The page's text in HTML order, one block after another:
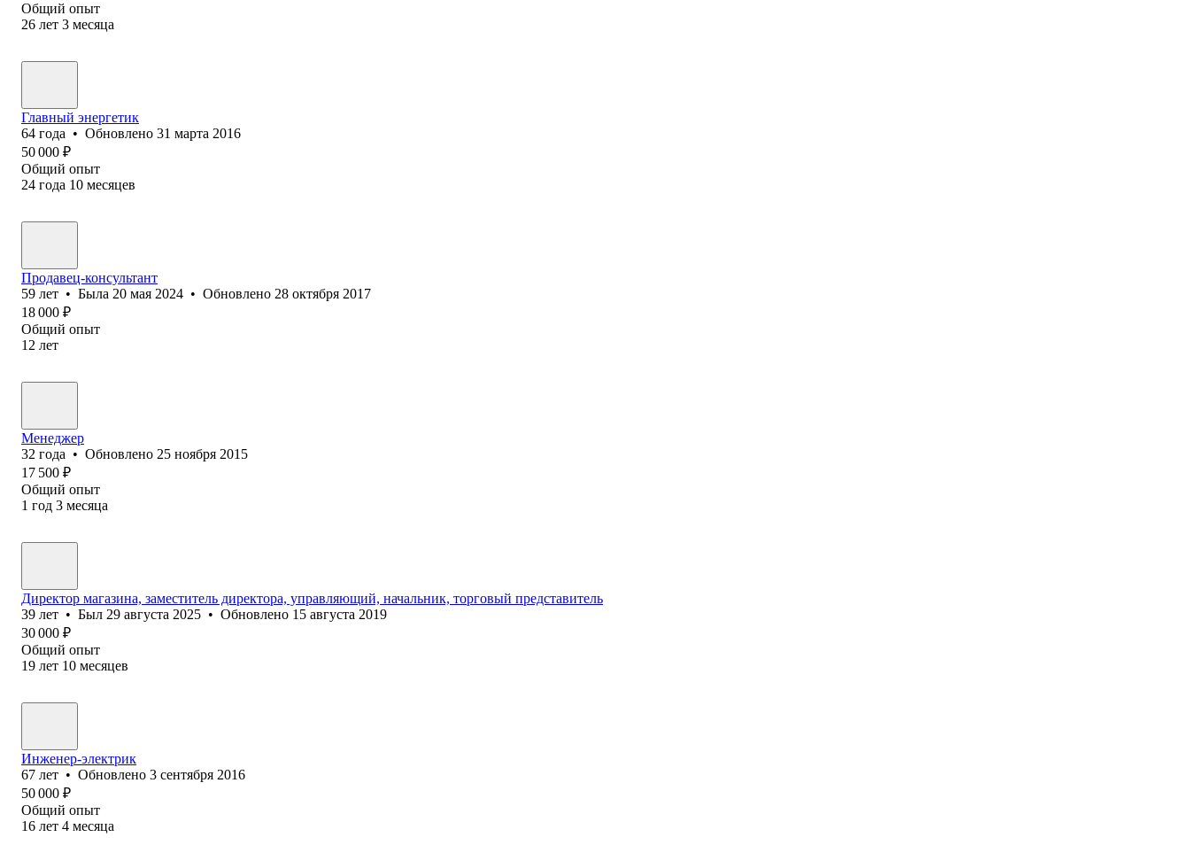
Общий опыт
26 лет 3 месяца
Главный энергетик
64 года • Обновлено 31 марта 2016
50 000 ₽
Общий опыт
24 года 10 месяцев
Продавец-консультант
59 лет • Была 20 мая 2024 • Обновлено 28 октября 2017
18 000 ₽
Общий опыт
12 лет
Менеджер
32 года • Обновлено 25 ноября 2015
17 500 ₽
Общий опыт
1 год 3 месяца
Директор магазина, заместитель директора, управляющий, начальник, торговый представитель
39 лет • Был 29 августа 2025 • Обновлено 15 августа 2019
30 000 ₽
Общий опыт
19 лет 10 месяцев
Инженер-электрик
67 лет • Обновлено 3 сентября 2016
50 000 ₽
Общий опыт
16 лет 4 месяца